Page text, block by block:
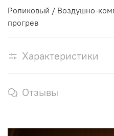
Роликовый / Воздушно-
прогрев
Характеристики
Отзывы